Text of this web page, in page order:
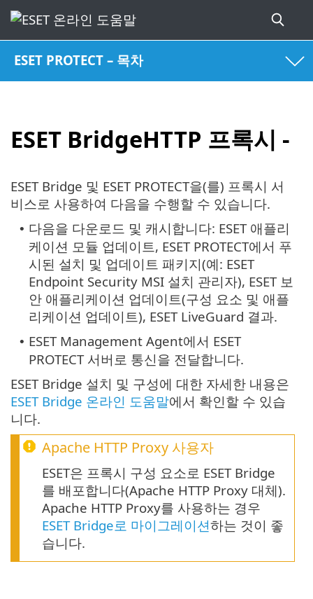
ESET PROTECT – 목차
ESET BridgeHTTP 프록시 -
ESET Bridge 및 ESET PROTECT을(를) 프록시 서
비스로 사용하여 다음을 수행할 수 있습니다.
• 다음을 다운로드 및 캐시합니다: ESET 애플리
케이션 모듈 업데이트, ESET PROTECT에서 푸
시된 설치 및 업데이트 패키지(예: ESET
Endpoint Security MSI 설치 관리자), ESET 보
안 애플리케이션 업데이트(구성 요소 및 애플
리케이션 업데이트), ESET LiveGuard 결과.
• ESET Management Agent에서 ESET
PROTECT 서버로 통신을 전달합니다.
ESET Bridge 설치 및 구성에 대한 자세한 내용은
ESET Bridge 온라인 도움말에서 확인할 수 있습
니다.
Apache HTTP Proxy 사용자
ESET은 프록시 구성 요소로 ESET Bridge
를 배포합니다(Apache HTTP Proxy 대체).
Apache HTTP Proxy를 사용하는 경우
ESET Bridge로 마이그레이션하는 것이 좋
습니다.